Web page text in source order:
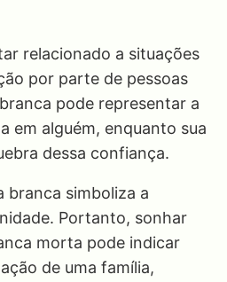
relacionado a situações
por parte de pessoas
pode representar a
em alguém, enquanto sua
dessa confiança.
branca simboliza a
Portanto, sonhar
morta pode indicar
de uma família,